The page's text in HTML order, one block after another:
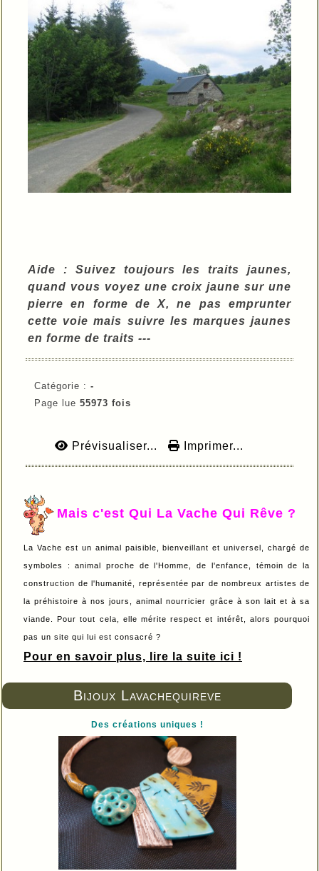
Bijoux Lavachequireve
Des créations uniques !
Aide : Suivez toujours les traits jaunes,
quand vous voyez une croix jaune sur une
pierre en forme de X, ne pas emprunter
cette voie mais suivre les marques jaunes
en forme de traits ---
Catégorie : -
Page lue 55973 fois
Prévisualiser... Imprimer...
Mais c'est Qui La Vache Qui Rêve ?
La Vache est un animal paisible, bienveillant et universel, chargé de
symboles : animal proche de l'Homme, de l'enfance, témoin de la
construction de l'humanité, représentée par de nombreux artistes de
la préhistoire à nos jours, animal nourricier grâce à son lait et à sa
viande. Pour tout cela, elle mérite respect et intérêt, alors pourquoi
pas un site qui lui est consacré ?
Pour en savoir plus, lire la suite ici !